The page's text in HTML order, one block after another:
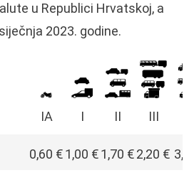
u Republici Hrvatskoj, a
2023. godine.
IA I II III
0,60 €1,00 €1,70 €2,20 €